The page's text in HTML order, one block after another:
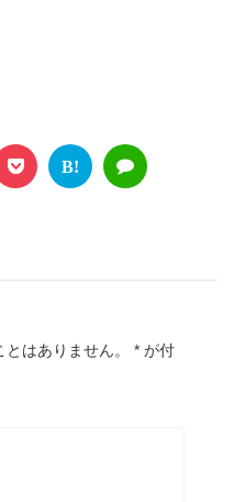
B!
はありません。 * が付